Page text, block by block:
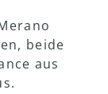
beide
aus